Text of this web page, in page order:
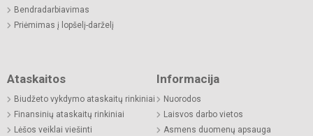
Bendradarbiavimas
Priėmimas į lopšelį-darželį
Ataskaitos
Biudžeto vykdymo ataskaitų rinkiniai
Finansinių ataskaitų rinkiniai
Lėšos veiklai viešinti
Informacija
Nuorodos
Laisvos darbo vietos
Asmens duomenų apsauga